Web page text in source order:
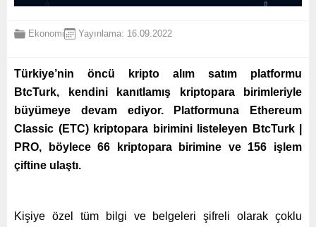
Ekonomi Yayınlama: 16.09.2022
Türkiye’nin öncü kripto alım satım platformu
BtcTurk, kendini kanıtlamış kriptopara birimleriyle
büyümeye devam ediyor. Platformuna
Ethereum
Classic (ETC) kriptopara birimini listeleyen
BtcTurk |
PRO, böylece 66 kriptopara birimine ve 156 işlem
çiftine ulaştı.
Kişiye özel tüm bilgi ve belgeleri şifreli olarak çoklu